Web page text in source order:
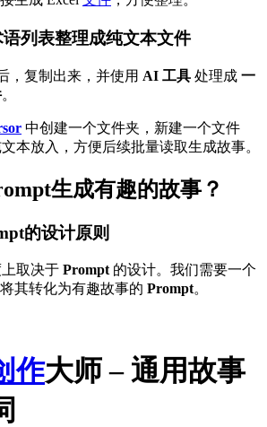
列表整理成纯文本文件
，复制出来，并使用 AI 工具 处理成 一
。
中创建一个文件夹，新建一个文件
文本放入，方便后续批量读取生成故事。
生成有趣的故事？
的设计原则
取决于 Prompt 的设计。我们需要一个
其转化为有趣故事的 Prompt。
作大师 – 通用故事